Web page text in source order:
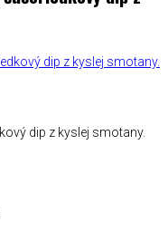
dip z kyslej smotany.